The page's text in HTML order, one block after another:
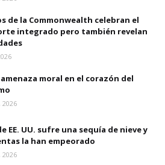
de la Commonwealth celebran el
integrado pero también revelan
moral en el corazón del
2026
EE. UU. sufre una sequía de nieve y
la han empeorado
2026